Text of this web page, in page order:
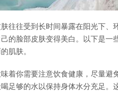
往往受到长时间暴露在阳光下、
的脸部皮肤变得美白。以下是
肌肤。
着你需要注意饮食健康，尽量
足够的水以保持身体水分充足